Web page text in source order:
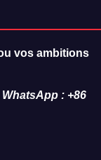
vos ambitions
: +86